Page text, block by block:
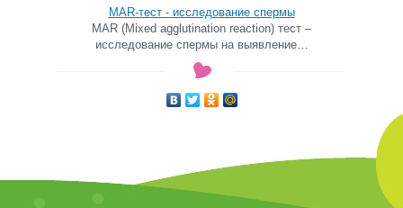
MAR-тест - исследование спермы
MAR (Mixed agglutination reaction) тест –
исследование спермы на выявление…